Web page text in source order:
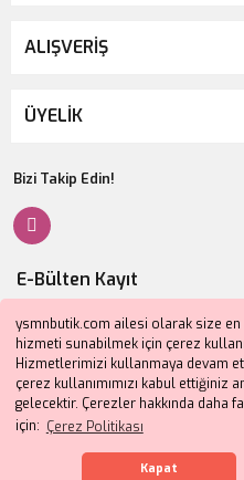
ysmnbutik.com ailesi olarak size en
hizmeti sunabilmek için çerez
Hizmetlerimizi kullanmaya devam
çerez kullanımımızı kabul ettiğiniz
gelecektir. Çerezler hakkında daha
için: Çerez Politikası
Kapat
ALIŞVERİŞ
ÜYELİK
Bizi Takip Edin!
E-Bülten Kayıt
2024 © Tüm
Kredi kartı bilgileriniz 256bit